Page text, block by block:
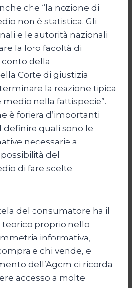
che “la nozione di
non è statistica. Gli
e le autorità nazionali
la loro facoltà di
della
Corte di giustizia
la reazione tipica
nella fattispecie”.
è foriera d’importanti
quali sono le
necessarie a
del
di fare scelte
del consumatore ha il
proprio nello
informativa,
e chi vende, e
dell’Agcm ci ricorda
accesso a molte